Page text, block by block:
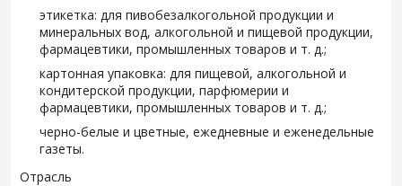
этикетка: для пивобезалкогольной продукции и
минеральных вод, алкогольной и пищевой продукции,
фармацевтики, промышленных товаров и т. д.;
картонная упаковка: для пищевой, алкогольной и
кондитерской продукции, парфюмерии и
фармацевтики, промышленных товаров и т. д.;
черно-белые и цветные, ежедневные и еженедельные
газеты.
Отрасль